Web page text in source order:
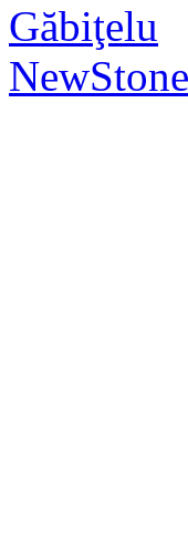
Găbiţelu